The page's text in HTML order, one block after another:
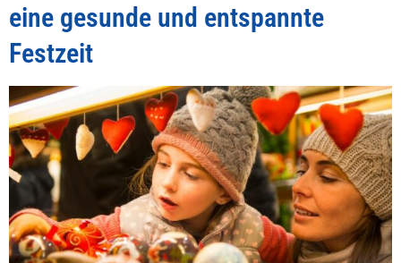
eine gesunde und entspannte
Festzeit